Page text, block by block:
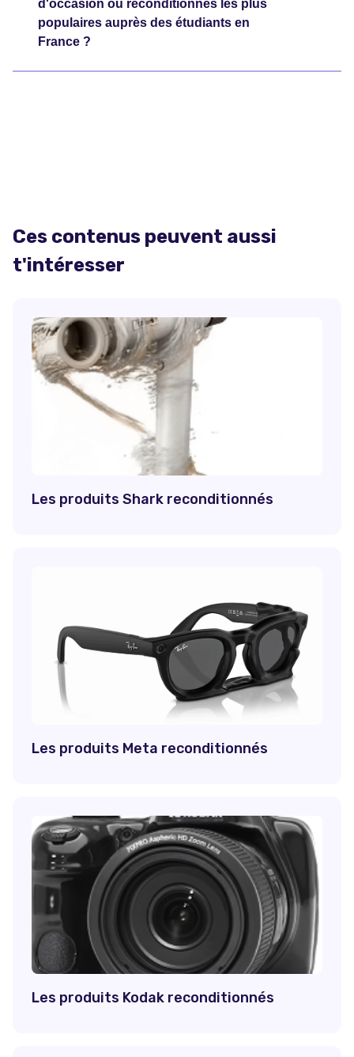
d'occasion ou reconditionnés les plus
populaires auprès des étudiants en
France ?
Ces contenus peuvent aussi
t'intéresser
Les produits Shark reconditionnés
Les produits Meta reconditionnés
Les produits Kodak reconditionnés